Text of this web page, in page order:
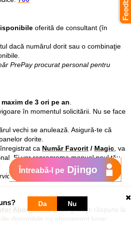
oferită de consultant (în
dacă numărul dorit sau o combinaţie
PrePay procurat personal pentru
maxim de 3 ori pe an
în momentul solicitării. Nu se face
vechi se anulează. Asigură-te că
dorite.
ca Număr Favorit / Magic , va
Ei vor reprograma manual noul tău
din banii de pe cont sau cu
Abonamentunde găseşti răspuns la
disponibile cu abonament lunar.
Da Nu
Întreabă-l pe Djingo